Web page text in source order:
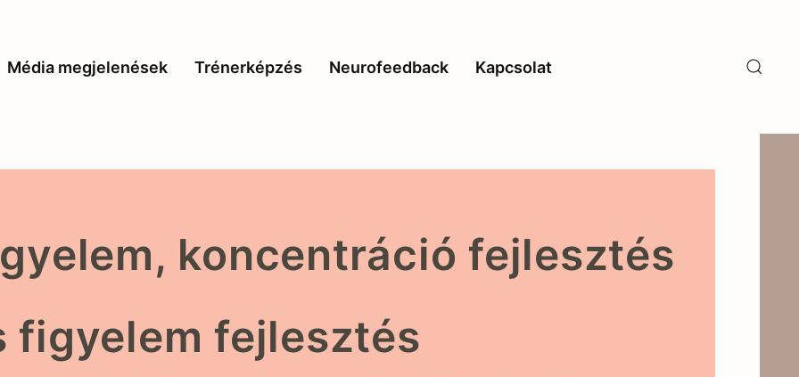
Média megjelenések Trénerképzés Neurofeedback Kapcsolat
koncentráció fejlesztés
figyelem fejlesztés